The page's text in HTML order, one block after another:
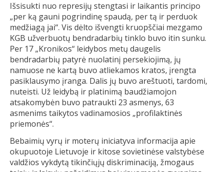
Išsisukti nuo represijų stengtasi ir laikantis principo
„per ką gauni pogrindinę spaudą, per tą ir perduok
medžiagą jai“. Vis dėlto išvengti kruopščiai mezgamo
KGB užverbuotų bendradarbių tinklo buvo itin sunku.
Per 17 „Kronikos“ leidybos metų daugelis
bendradarbių patyrė nuolatinį persekiojimą, jų
namuose ne kartą buvo atliekamos kratos, įrengta
pasiklausymo įranga. Dalis jų buvo areštuoti, tardomi,
nuteisti. Už leidybą ir platinimą baudžiamojon
atsakomybėn buvo patraukti 23 asmenys, 63
asmenims taikytos vadinamosios „profilaktinės
priemonės“.
Bebaimių vyrų ir moterų iniciatyva informacija apie
okupuotoje Lietuvoje ir kitose sovietinėse valstybėse
valdžios vykdytą tikinčiųjų diskriminaciją, žmogaus